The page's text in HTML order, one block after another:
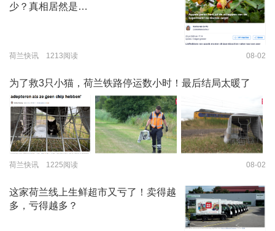
少？真相居然是…
荷兰快讯 1213阅读 08-02
为了救3只小猫，荷兰铁路停运数小时！最后结局太暖了
荷兰快讯 1225阅读 08-02
这家荷兰线上生鲜超市又亏了！卖得越
多，亏得越多？